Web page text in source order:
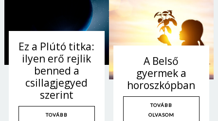
Ez a Plútó titka:
ilyen erő rejlik
benned a
csillagjegyed
szerint
TOVÁBB
A Belső
gyermek a
horoszkópban
TOVÁBB
OLVASOM